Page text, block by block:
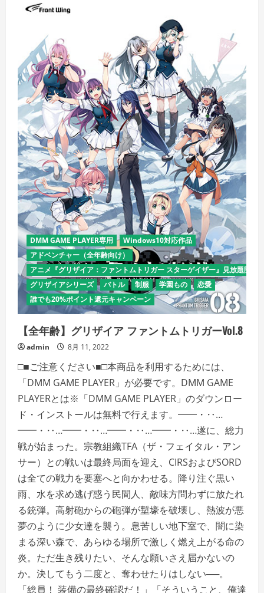
リ
ザ
ン
ト
ム
ト
リ
ガ
ー
Vol.7
の
詳
細
を
ご
覧
く
だ
さ
い
DMM GAME PLAYER専用
Windows10対応作品
アドベンチャー（全年齢向け）
アニメ『グリザイア：ファントムトリガー スターゲイザー』見放題開始
グリザイアシリーズ
バトル 制服 学園もの
恋愛
誰でも20%ポイント還元キャンペーン
【全年齢】グリザイア ファントムトリガーVol.8
admin 8月 11, 2022
□■ご注意ください■□本商品を利用するためには、
「DMM GAME PLAYER」が必要です。DMM GAME
PLAYERとは※「DMM GAME PLAYER」のダウンロー
ド・インストールは無料で行えます。━━・‥…
━━・‥…━━・‥…━━・‥…━━・‥…遂に、総力
戦が始まった。宗教組織TFA（ザ・フェイタル・アン
サー）との戦いは最終局面を迎え、CIRSおよびSORD
は全ての戦力を要塞へと向かわせる。降り注ぐ黒い
雨、水を求め逃げ惑う民間人、敵味方問わずに放たれ
る銃弾。高射砲からの砲弾が塹壕を破壊し、熱波が悪
夢のように少女達を襲う。息苦しい地下室で、闇に染
まる深い森で、あらゆる場所で激しく燃え上がる命の
炎。ただ生き残りたい、そんな願いさえ届かないの
か。決してもう二度と、奪わせたりはしない──。
「総員！ 装備の最終確認だ！」「そういうこと、俺達